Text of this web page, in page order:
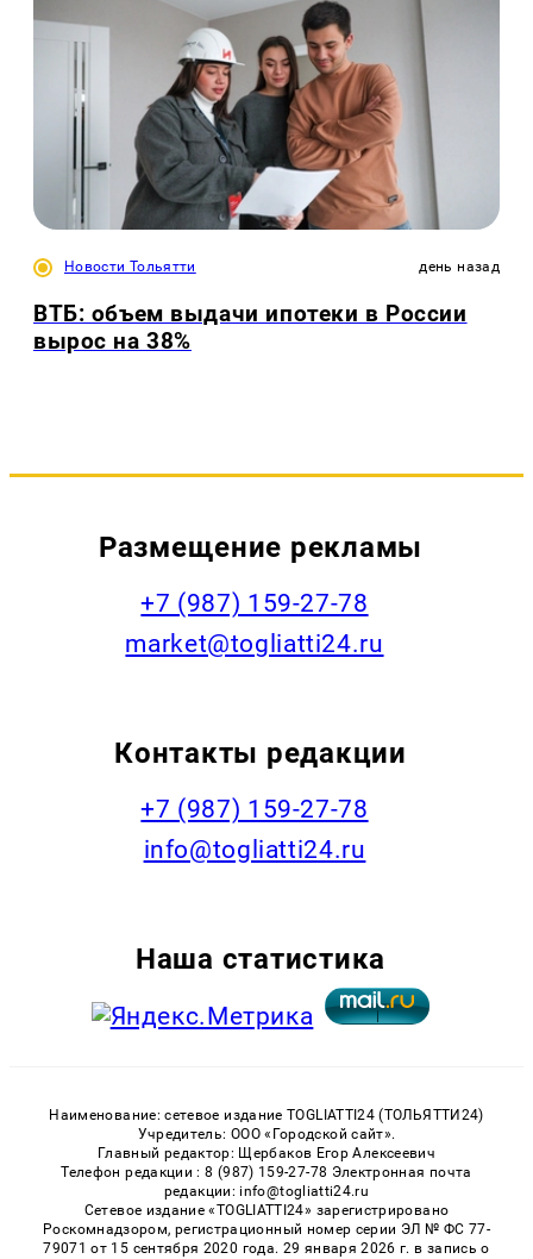
Новости Тольятти день назад
ВТБ: объем выдачи ипотеки в России
вырос на 38%
Размещение рекламы
+7 (987) 159-27-78
market@togliatti24.ru
Контакты редакции
+7 (987) 159-27-78
info@togliatti24.ru
Наша статистика
Наименование: сетевое издание TOGLIATTI24 (ТОЛЬЯТТИ24)
Учредитель: ООО «Городской сайт».
Главный редактор: Щербаков Егор Алексеевич
Телефон редакции : 8 (987) 159-27-78 Электронная почта
редакции: info@togliatti24.ru
Сетевое издание «TOGLIATTI24» зарегистрировано
Роскомнадзором, регистрационный номер серии ЭЛ № ФС 77-
79071 от 15 сентября 2020 года. 29 января 2026 г. в запись о